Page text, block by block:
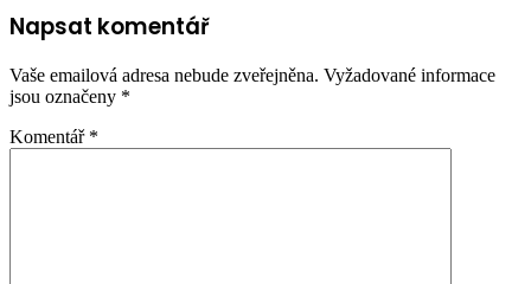
Napsat komentář
Vaše emailová adresa nebude zveřejněna. Vyžadované informace
jsou označeny *
Komentář *